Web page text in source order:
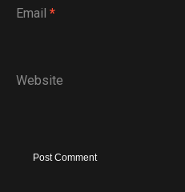
Email *
Website